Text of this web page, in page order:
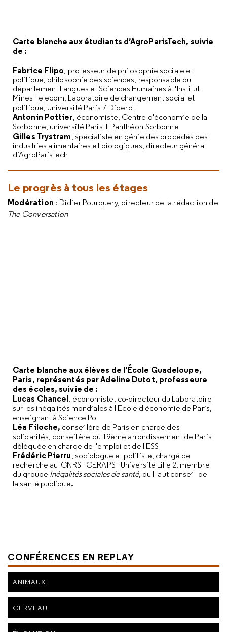
Carte blanche aux étudiants d’AgroParisTech, suivie
de :
Fabrice Flipo, professeur de philosophie sociale et
politique, philosophie des sciences, responsable du
département Langues et Sciences Humaines à l'Institut
Mines-Telecom, Laboratoire de changement social et
politique, Université Paris 7-Diderot
Antonin Pottier, économiste, Centre d'économie de la
Sorbonne, université Paris 1-Panthéon-Sorbonne
Gilles Trystram, spécialiste en génie des procédés des
industries alimentaires et biologiques, directeur général
d’AgroParisTech
Le progrès à tous les étages
Modération : Didier Pourquery, directeur de la rédaction de
The Conversation
Carte blanche aux élèves de l’École Guadeloupe,
Paris, représentés par Adeline Dutot, professeure
des écoles, suivie de :
Lucas Chancel, économiste, co-directeur du Laboratoire
sur les inégalités mondiales à l'Ecole d'économie de Paris,
enseignant à Science Po
Léa Filoche, conseillère de Paris en charge des
solidarités, conseillère du 19ème arrondissement de Paris
déléguée en charge de l'emploi et de l'ESS
Frédéric Pierru, sociologue et politiste, chargé de
recherche au CNRS - CERAPS - Université Lille 2, membre
du groupe Inégalités sociales de santé, du Haut conseil de
la santé publique.
CONFÉRENCES EN REPLAY
ANIMAUX
CERVEAU